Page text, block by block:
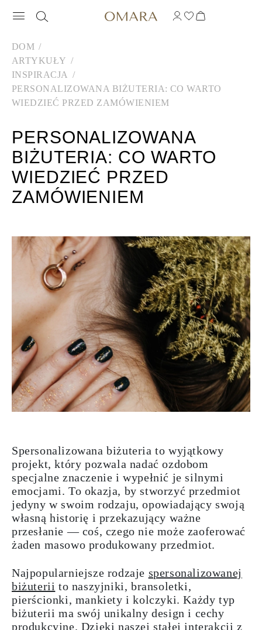
DOM
ARTYKUŁY
INSPIRACJA
PERSONALIZOWANA BIŻUTERIA: CO WARTO
WIEDZIEĆ PRZED ZAMÓWIENIEM
PERSONALIZOWANA
BIŻUTERIA: CO WARTO
WIEDZIEĆ PRZED
ZAMÓWIENIEM
Spersonalizowana biżuteria to wyjątkowy
projekt, który pozwala nadać ozdobom
specjalne znaczenie i wypełnić je silnymi
emocjami. To okazja, by stworzyć przedmiot
jedyny w swoim rodzaju, opowiadający swoją
własną historię i przekazujący ważne
przesłanie — coś, czego nie może zaoferować
żaden masowo produkowany przedmiot.
Najpopularniejsze rodzaje spersonalizowanej
biżuterii to naszyjniki, bransoletki,
pierścionki, mankiety i kolczyki. Każdy typ
biżuterii ma swój unikalny design i cechy
produkcyjne. Dzięki naszej stałej interakcji z